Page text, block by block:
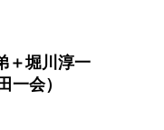
＋堀川淳⼀
⼀会）